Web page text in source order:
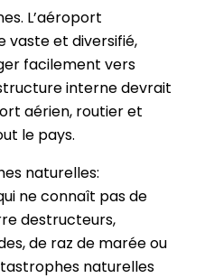
L’aéroport
vaste et diversifié,
facilement vers
interne devrait
aérien, routier et
le pays.
naturelles:
ne connaît pas de
destructeurs,
de raz de marée ou
naturelles